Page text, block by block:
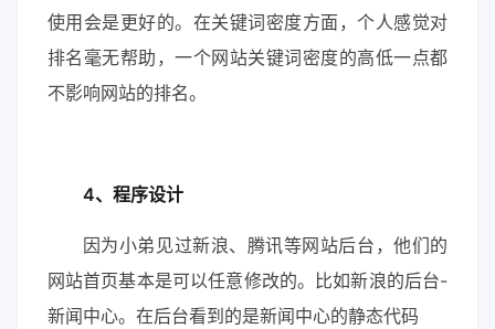
使用会是更好的。在关键词密度方面，个人感觉对
排名毫无帮助，一个网站关键词密度的高低一点都
不影响网站的排名。
4、程序设计
因为小弟见过新浪、腾讯等网站后台，他们的
网站首页基本是可以任意修改的。比如新浪的后台-
新闻中心。在后台看到的是新闻中心的静态代码